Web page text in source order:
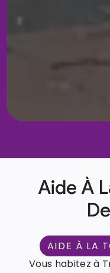
Aide À
AIDE À LA
Vous habitez à